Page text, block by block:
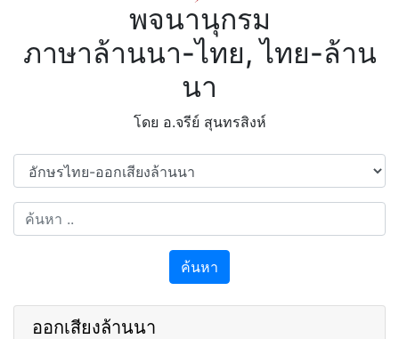
พจนานุกรม
ภาษาล้านนา-ไทย, ไทย-ล้าน
นา
โดย อ.จรีย์​ สุนทรสิงห์
ค้นหา
ออกเสียงล้านนา